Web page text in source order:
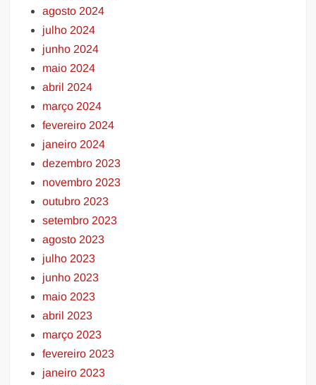
agosto 2024
julho 2024
junho 2024
maio 2024
abril 2024
março 2024
fevereiro 2024
janeiro 2024
dezembro 2023
novembro 2023
outubro 2023
setembro 2023
agosto 2023
julho 2023
junho 2023
maio 2023
abril 2023
março 2023
fevereiro 2023
janeiro 2023